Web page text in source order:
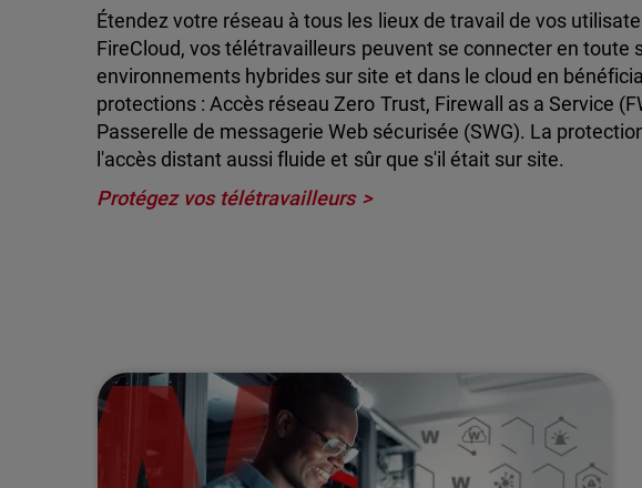
Étendez votre réseau à tous les lieux de travail de vos
FireCloud, vos télétravailleurs peuvent se connecter en toute
environnements hybrides sur site et dans le cloud en
protections : Accès réseau Zero Trust, Firewall as a Service
Passerelle de messagerie Web sécurisée (SWG). La
l'accès distant aussi fluide et sûr que s'il était sur site.
Protégez vos télétravailleurs